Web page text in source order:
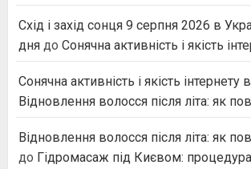
Схід і захід сонця 9 серпня 2026 в
дня до Сонячна активність і якість
Сонячна активність і якість інтернету
Відновлення волосся після літа: як
Відновлення волосся після літа: як
до Гідромасаж під Києвом: